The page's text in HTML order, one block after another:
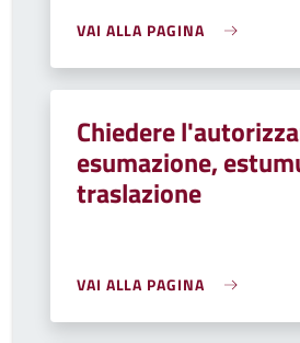
VAI ALLA PAGINA
Chiedere
esumazione,
traslazione
VAI ALLA PAGINA